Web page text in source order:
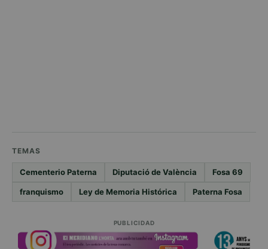
TEMAS
Cementerio Paterna Diputació de València Fosa 69
franquismo Ley de Memoria Histórica Paterna Fosa
PUBLICIDAD